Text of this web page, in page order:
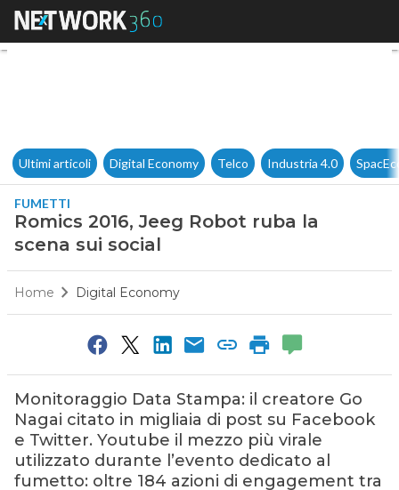
Romics 2016, Jeeg Robot
Ultimi articoli Digital Economy Telco Industria 4.0
FUMETTI
Romics 2016, Jeeg Robot ruba la
scena sui social
Home Digital Economy
Monitoraggio Data Stampa: il creatore Go
Nagai citato in migliaia di post su Facebook
e Twitter. Youtube il mezzo più virale
utilizzato durante l’evento dedicato al
fumetto: oltre 184 azioni di engagement tra